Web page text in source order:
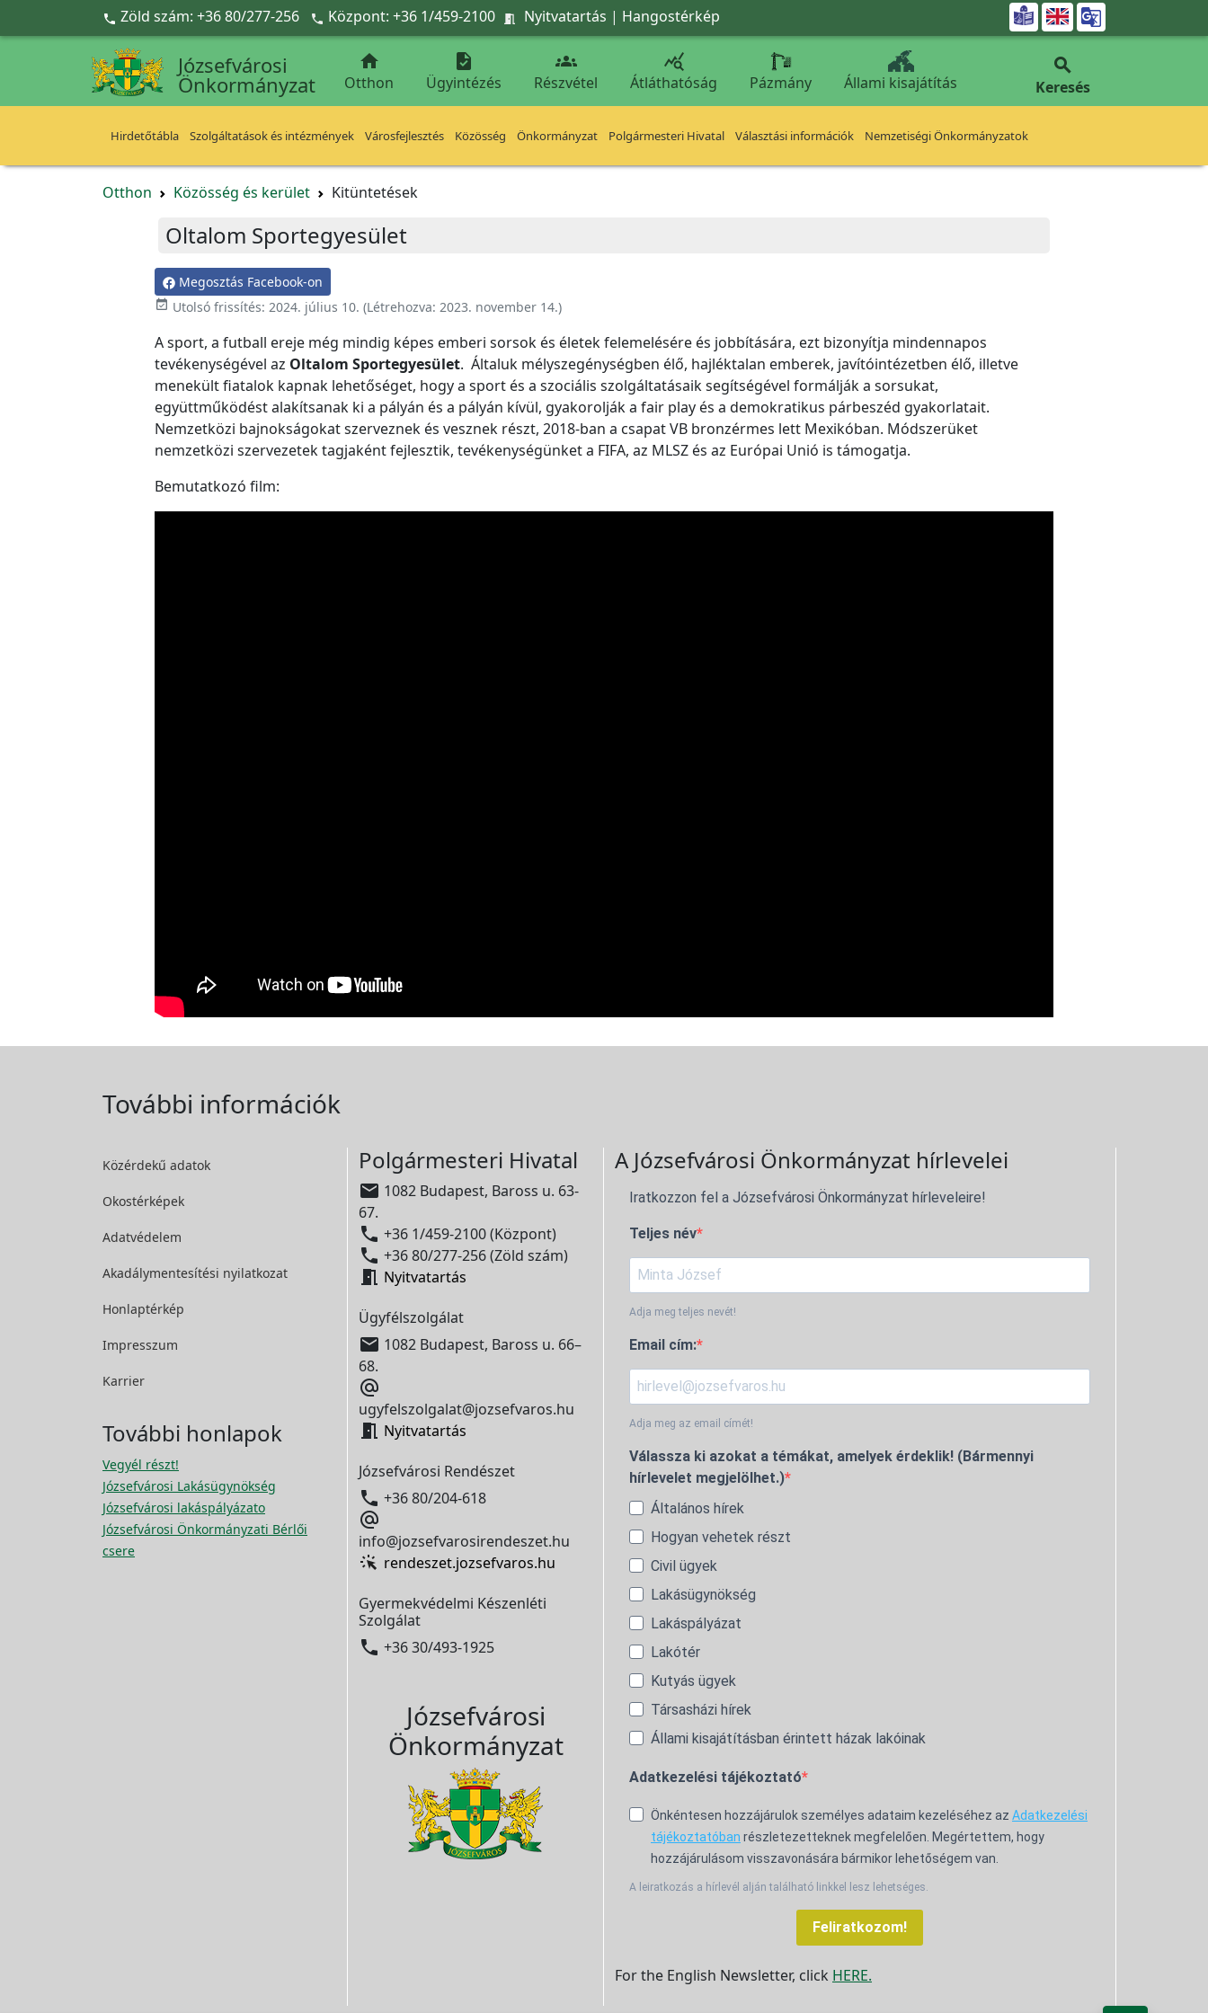
Ugrás a fő tartalomra
 Zöld szám: +36 80/277-256  Központ: +36 1/459-2100  Nyitvatartás | Hangostérkép 
Józsefvárosi
Önkormányzat

Otthon

Ügyintézés

Részvétel

Átláthatóság Pázmány Állami kisajátítás

Keresés
Hirdetőtábla Szolgáltatások és intézmények Városfejlesztés Közösség Önkormányzat Polgármesteri Hivatal Választási információk Nemzetiségi Önkormányzatok
Otthon Közösség és kerület Kitüntetések
Oltalom Sportegyesület
Megosztás Facebook-on
event_available Utolsó frissítés: 2024. július 10. (Létrehozva: 2023. november 14.)
A sport, a futball ereje még mindig képes emberi sorsok és életek felemelésére és jobbítására, ezt bizonyítja mindennapos
tevékenységével az Oltalom Sportegyesület. Általuk mélyszegénységben élő, hajléktalan emberek, javítóintézetben élő, illetve
menekült fiatalok kapnak lehetőséget, hogy a sport és a szociális szolgáltatásaik segítségével formálják a sorsukat,
együttműködést alakítsanak ki a pályán és a pályán kívül, gyakorolják a fair play és a demokratikus párbeszéd gyakorlatait.
Nemzetközi bajnokságokat szerveznek és vesznek részt, 2018-ban a csapat VB bronzérmes lett Mexikóban. Módszerüket
nemzetközi szervezetek tagjaként fejlesztik, tevékenységünket a FIFA, az MLSZ és az Európai Unió is támogatja.
Bemutatkozó film:
További információk
Közérdekű adatok
Okostérképek
Adatvédelem
Akadálymentesítési nyilatkozat
Honlaptérkép
Impresszum
Karrier
További honlapok
Vegyél részt!
Józsefvárosi Lakásügynökség
Józsefvárosi lakáspályázato
Józsefvárosi Önkormányzati Bérlői
csere
Polgármesteri Hivatal
 1082 Budapest, Baross u. 63-
67.
 +36 1/459-2100 (Központ)
 +36 80/277-256 (Zöld szám)
 Nyitvatartás
Ügyfélszolgálat
 1082 Budapest, Baross u. 66–
68.

ugyfelszolgalat@jozsefvaros.hu
 Nyitvatartás
Józsefvárosi Rendészet
 +36 80/204-618

info@jozsefvarosirendeszet.hu
rendeszet.jozsefvaros.hu
Gyermekvédelmi Készenléti
Szolgálat
 +36 30/493-1925
Józsefvárosi
Önkormányzat
A Józsefvárosi Önkormányzat hírlevelei
Iratkozzon fel a Józsefvárosi Önkormányzat hírleveleire!
Teljes név
Adja meg teljes nevét!
Email cím:
Adja meg az email címét!
Válassza ki azokat a témákat, amelyek érdeklik! (Bármennyi
hírlevelet megjelölhet.)
Általános hírek
Hogyan vehetek részt
Civil ügyek
Lakásügynökség
Lakáspályázat
Lakótér
Kutyás ügyek
Társasházi hírek
Állami kisajátításban érintett házak lakóinak
Adatkezelési tájékoztató
Önkéntesen hozzájárulok személyes adataim kezeléséhez az Adatkezelési
tájékoztatóban részletezetteknek megfelelően. Megértettem, hogy
hozzájárulásom visszavonására bármikor lehetőségem van.
A leiratkozás a hírlevél alján található linkkel lesz lehetséges.
Feliratkozom!
For the English Newsletter, click HERE.